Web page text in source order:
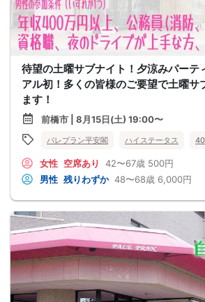
待望の土曜サブナイト！夕涼みパーテ
アル初！多くの皆様のご要望で土曜サ
ます！
前橋市 | 8月15日(土) 19:00〜
パレプラン平安閣 ハイステータス
女性 空席あり 42〜67歳 500円
男性 残りわずか 48〜68歳 6,000円